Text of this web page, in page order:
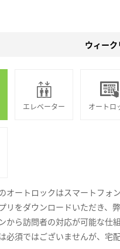
ウィー
エレベーター オートロ
オートロックはスマートフォ
リをダウンロードいただき、
から訪問者の対応が可能な仕
必須ではございませんが、宅